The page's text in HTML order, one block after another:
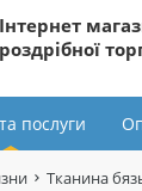
Інтернет
роздрібної
послуги
Тканина